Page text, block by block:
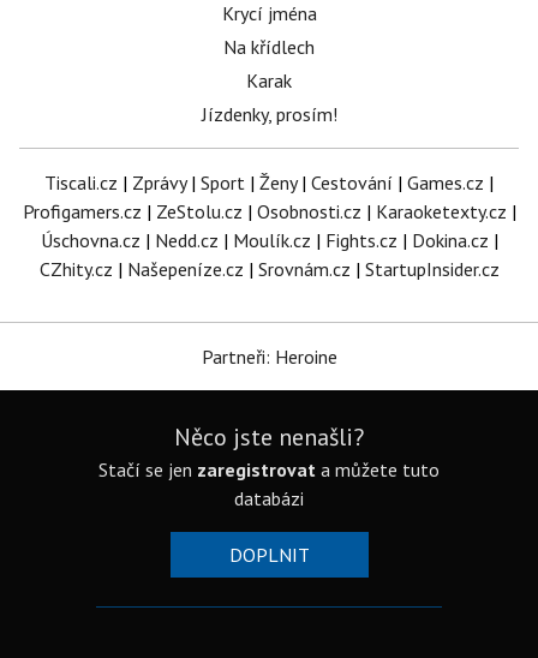
Krycí jména
Na křídlech
Karak
Jízdenky, prosím!
Tiscali.cz | Zprávy| Sport | Ženy| Cestování | Games.cz |
Profigamers.cz | ZeStolu.cz | Osobnosti.cz | Karaoketexty.cz |
Úschovna.cz | Nedd.cz | Moulík.cz | Fights.cz | Dokina.cz |
CZhity.cz | Našepeníze.cz | Srovnám.cz | StartupInsider.cz
Partneři: Heroine
Něco jste nenašli?
Stačí se jen zaregistrovat a můžete tuto
databázi
DOPLNIT